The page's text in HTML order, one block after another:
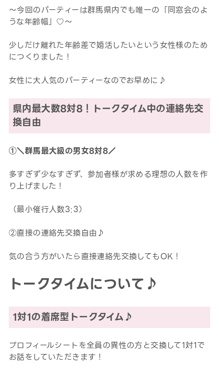
～今回のパーティーは群馬県内でも唯一の「同窓会のよ
うな年齢幅」♡～
少しだけ離れた年齢差で婚活したいという女性様のため
につくりました！
女性に大人気のパーティーなのでお早めに♪
県内最大数8対8！トークタイム中の連絡先交
換自由
①＼群馬最大級の男女8対8／
多すぎず少なすぎず、参加者様が求める理想の人数を作
り上げました！
（最小催行人数3:3）
②直接の連絡先交換自由♪
気の合う方がいたら直接連絡先交換してもOK！
トークタイムについて♪
1対1の着席型トークタイム♪
プロフィールシートを全員の異性の方と交換して1対1で
お話をしていただきます！